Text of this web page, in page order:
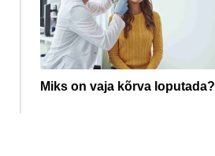
Miks on vaja kõrva loputada?